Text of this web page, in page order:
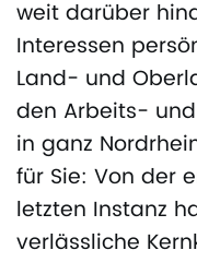
weit darüber
Interessen
Land- und
den Arbeits-
in ganz
für Sie: Von der
letzten Instanz
verlässliche